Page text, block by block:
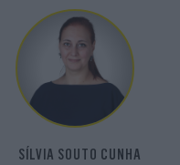
SÍLVIA SOUTO CUNHA